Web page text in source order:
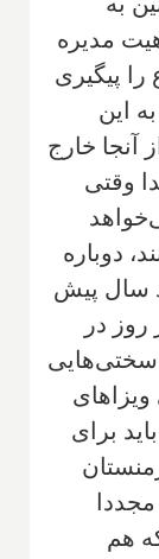
مدیره
پیگیری
این
آنجا خارج
وقتی
دوباره
سال پیش
در
سختی‌هایی
برای
هم